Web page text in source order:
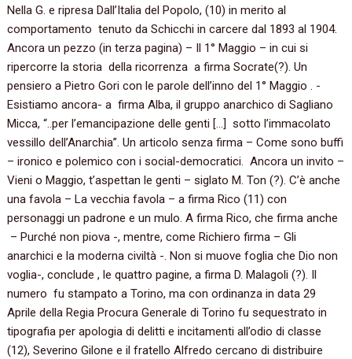
Nella G. e ripresa Dall’Italia del Popolo, (10) in merito al
comportamento tenuto da Schicchi in carcere dal 1893 al 1904.
Ancora un pezzo (in terza pagina) – Il 1° Maggio – in cui si
ripercorre la storia della ricorrenza a firma Socrate(?). Un
pensiero a Pietro Gori con le parole dell’inno del 1° Maggio . -
Esistiamo ancora- a firma Alba, il gruppo anarchico di Sagliano
Micca, “..per l’emancipazione delle genti […] sotto l’immacolato
vessillo dell’Anarchia”. Un articolo senza firma – Come sono buffi
– ironico e polemico con i social-democratici. Ancora un invito –
Vieni o Maggio, t’aspettan le genti – siglato M. Ton (?). C’è anche
una favola – La vecchia favola – a firma Rico (11) con
personaggi un padrone e un mulo. A firma Rico, che firma anche
– Purché non piova -, mentre, come Richiero firma – Gli
anarchici e la moderna civiltà -. Non si muove foglia che Dio non
voglia-, conclude , le quattro pagine, a firma D. Malagoli (?). Il
numero fu stampato a Torino, ma con ordinanza in data 29
Aprile della Regia Procura Generale di Torino fu sequestrato in
tipografia per apologia di delitti e incitamenti all’odio di classe
(12), Severino Gilone e il fratello Alfredo cercano di distribuire